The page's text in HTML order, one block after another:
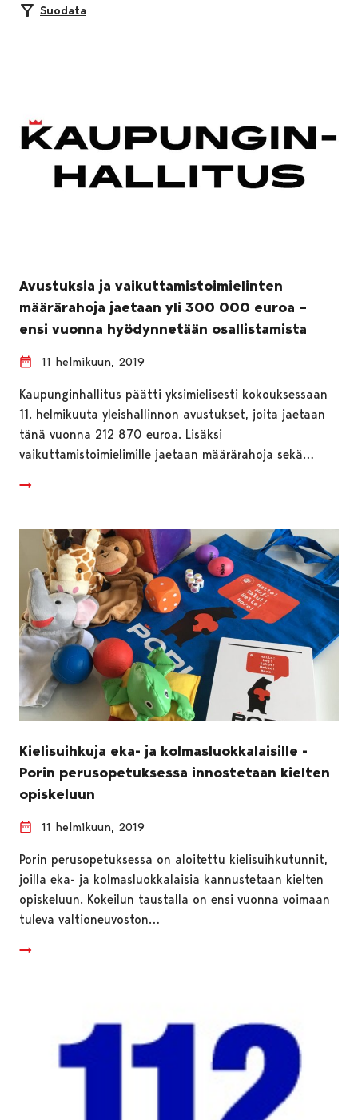
Suodata
Avustuksia ja vaikuttamistoimielinten
määrärahoja jaetaan yli 300 000 euroa –
ensi vuonna hyödynnetään osallistamista
11 helmikuun, 2019
Kaupunginhallitus päätti yksimielisesti kokouksessaan
11. helmikuuta yleishallinnon avustukset, joita jaetaan
tänä vuonna 212 870 euroa. Lisäksi
vaikuttamistoimielimille jaetaan määrärahoja sekä…
Kielisuihkuja eka- ja kolmasluokkalaisille -
Porin perusopetuksessa innostetaan kielten
opiskeluun
11 helmikuun, 2019
Porin perusopetuksessa on aloitettu kielisuihkutunnit,
joilla eka- ja kolmasluokkalaisia kannustetaan kielten
opiskeluun. Kokeilun taustalla on ensi vuonna voimaan
tuleva valtioneuvoston…